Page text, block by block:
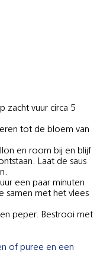
zacht vuur circa 5
tot de bloem van
en room bij en blijf
Laat de saus
een paar minuten
samen met het vlees
peper. Bestrooi met
of puree en een